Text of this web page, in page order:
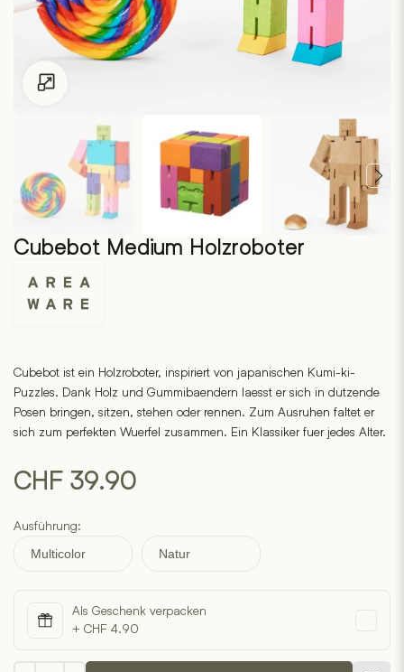
Cubebot Medium Holzroboter
Areaware
Cubebot ist ein Holzroboter, inspiriert von japanischen Kumi-ki-
Puzzles. Dank Holz und Gummibaendern laesst er sich in dutzende
Posen bringen, sitzen, stehen oder rennen. Zum Ausruhen faltet er
sich zum perfekten Wuerfel zusammen. Ein Klassiker fuer jedes Alter.
CHF 39.90
Ausführung:
Multicolor Natur
Als Geschenk verpacken
+ CHF 4.90